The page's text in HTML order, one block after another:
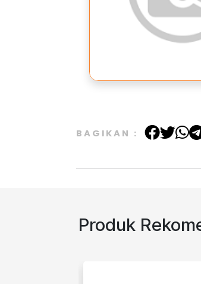
BAGIKAN :
Produk